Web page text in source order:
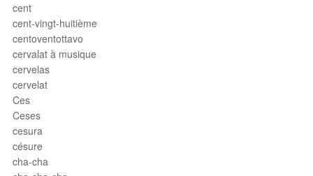
cent
cent-vingt-huitième
centoventottavo
cervalat à musique
cervelas
cervelat
Ces
Ceses
cesura
césure
cha-cha